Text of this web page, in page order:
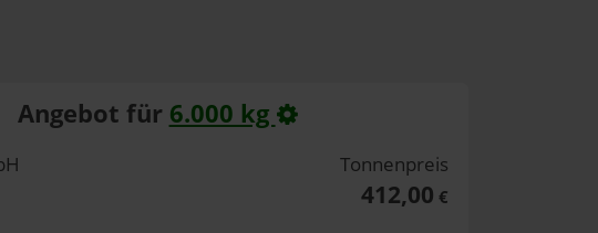
Angebot für 6.000 kg
Tonnenpreis
412,00 €